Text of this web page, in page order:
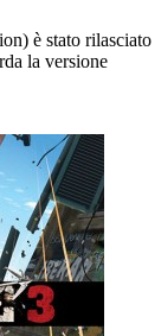
è stato rilasciato
la versione